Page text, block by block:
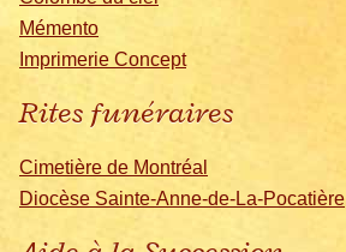
Mémento
Imprimerie Concept
Rites funéraires
Cimetière de Montréal
Diocèse Sainte-Anne-de-La-Pocatière